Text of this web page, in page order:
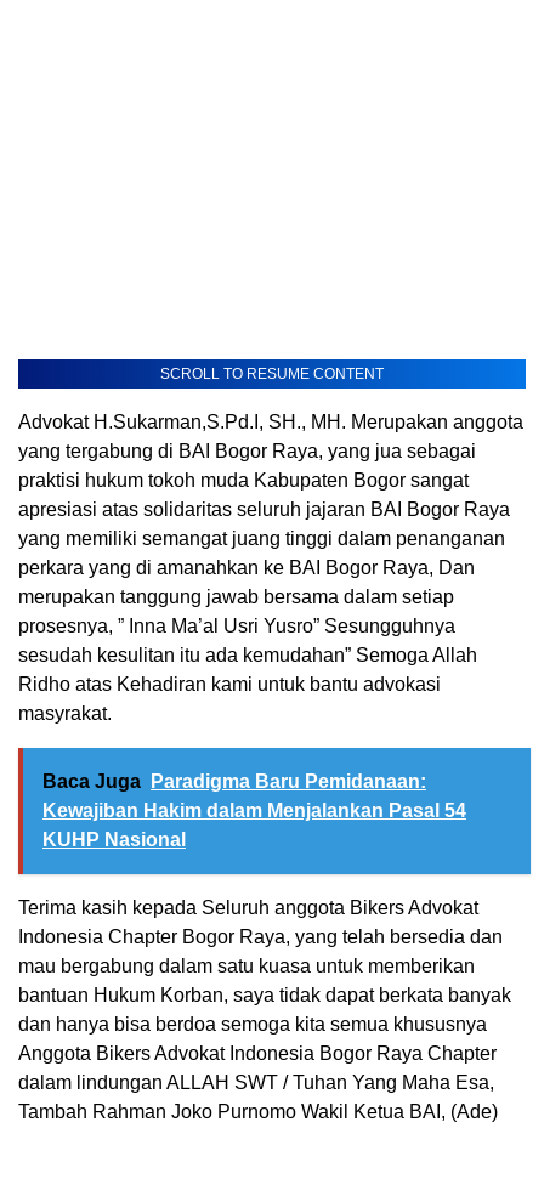
SCROLL TO RESUME CONTENT
Advokat H.Sukarman,S.Pd.I, SH., MH. Merupakan anggota
yang tergabung di BAI Bogor Raya, yang jua sebagai
praktisi hukum tokoh muda Kabupaten Bogor sangat
apresiasi atas solidaritas seluruh jajaran BAI Bogor Raya
yang memiliki semangat juang tinggi dalam penanganan
perkara yang di amanahkan ke BAI Bogor Raya, Dan
merupakan tanggung jawab bersama dalam setiap
prosesnya, ” Inna Ma’al Usri Yusro” Sesungguhnya
sesudah kesulitan itu ada kemudahan” Semoga Allah
Ridho atas Kehadiran kami untuk bantu advokasi
masyrakat.
Baca Juga
Paradigma Baru Pemidanaan:
Kewajiban Hakim dalam Menjalankan Pasal 54
KUHP Nasional
Terima kasih kepada Seluruh anggota Bikers Advokat
Indonesia Chapter Bogor Raya, yang telah bersedia dan
mau bergabung dalam satu kuasa untuk memberikan
bantuan Hukum Korban, saya tidak dapat berkata banyak
dan hanya bisa berdoa semoga kita semua khususnya
Anggota Bikers Advokat Indonesia Bogor Raya Chapter
dalam lindungan ALLAH SWT / Tuhan Yang Maha Esa,
Tambah Rahman Joko Purnomo Wakil Ketua BAI, (Ade)